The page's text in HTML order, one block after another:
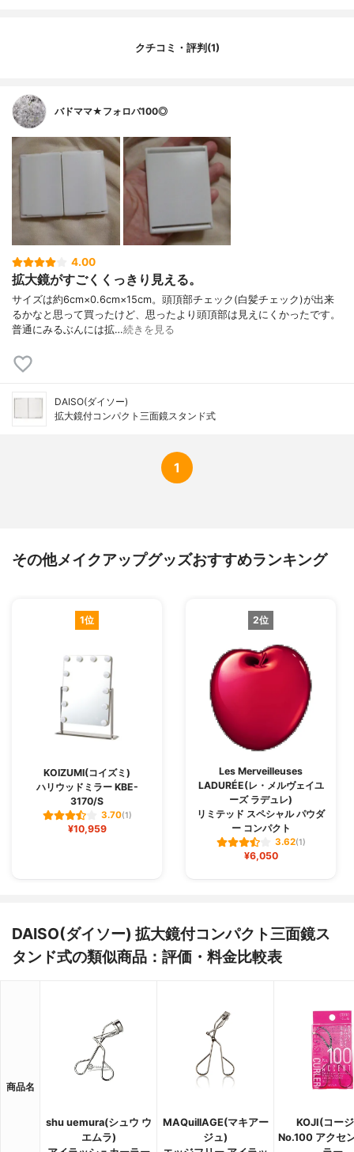
クチコミ・評判(1)
バドママ★フォロバ100◎
4.00
拡大鏡がすごくくっきり見える。
サイズは約6cm×0.6cm×15cm。頭頂部チェック(白髪チェック)が出来
るかなと思って買ったけど、思ったより頭頂部は見えにくかったです。
普通にみるぶんには拡…続きを見る
DAISO(ダイソー)
拡大鏡付コンパクト三面鏡スタンド式
1
その他メイクアップグッズおすすめランキング
1位
KOIZUMI(コイズミ)
ハリウッドミラー KBE-
3170/S
3.70(1)
¥10,959
2位
Les Merveilleuses
LADURÉE(レ・メルヴェイユ
ーズ ラデュレ)
リミテッド スペシャル パウダ
ー コンパクト
3.62(1)
¥6,050
DAISO(ダイソー) 拡大鏡付コンパクト三面鏡ス
タンド式の類似商品：評価・料金比較表
商品名
shu uemura(シュウ ウ
エムラ)
MAQuillAGE(マキアー
ジュ)
KOJI(コー
No.100 アクセ